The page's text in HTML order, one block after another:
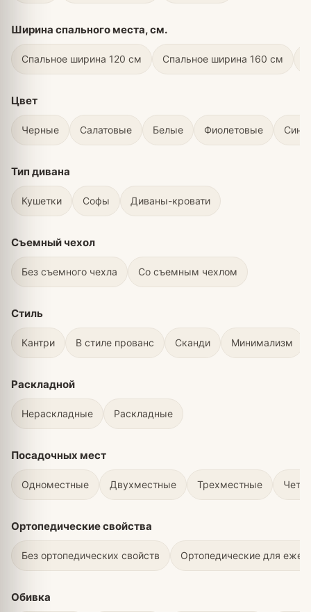
Ширина спального места, см.
Спальное ширина 120 см Спальное ширина 160 см
Цвет
Черные Салатовые Белые Фиолетовые
Тип дивана
Кушетки Софы Диваны-кровати
Съемный чехол
Без съемного чехла Со съемным чехлом
Стиль
Кантри В стиле прованс Сканди Минимализм
Раскладной
Нераскладные Раскладные
Посадочных мест
Одноместные Двухместные Трехместные
Ортопедические свойства
Без ортопедических свойств Ортопедические для
Обивка